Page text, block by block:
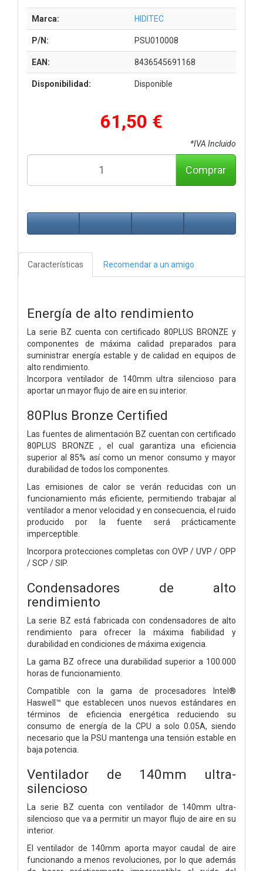
Marca: HIDITEC
P/N: PSU010008
EAN: 8436545691168
Disponibilidad: Disponible
61,50 €
*IVA Incluido
Comprar
Características Recomendar a un amigo
Energía de alto rendimiento
La serie BZ cuenta con certificado 80PLUS BRONZE y
componentes de máxima calidad preparados para
suministrar energía estable y de calidad en equipos de
alto rendimiento.
Incorpora ventilador de 140mm ultra silencioso para
aportar un mayor flujo de aire en su interior.
80Plus Bronze Certified
Las fuentes de alimentación BZ cuentan con certificado
80PLUS BRONZE , el cual garantiza una eficiencia
superior al 85% así como un menor consumo y mayor
durabilidad de todos los componentes.
Las emisiones de calor se verán reducidas con un
funcionamiento más eficiente, permitiendo trabajar al
ventilador a menor velocidad y en consecuencia, el ruido
producido por la fuente será prácticamente
imperceptible.
Incorpora protecciones completas con OVP / UVP / OPP
/ SCP / SIP.
Condensadores de alto
rendimiento
La serie BZ está fabricada con condensadores de alto
rendimiento para ofrecer la máxima fiabilidad y
durabilidad en condiciones de máxima exigencia.
La gama BZ ofrece una durabilidad superior a 100.000
horas de funcionamiento.
Compatible con la gama de procesadores Intel®
Haswell™ que establecen unos nuevos estándares en
términos de eficiencia energética reduciendo su
consumo de energía de la CPU a solo 0.05A, siendo
necesario que la PSU mantenga una tensión estable en
baja potencia.
Ventilador de 140mm ultra-
silencioso
La serie BZ cuenta con ventilador de 140mm ultra-
silencioso que va a permitir un mayor flujo de aire en su
interior.
El ventilador de 140mm aporta mayor caudal de aire
funcionando a menos revoluciones, por lo que además